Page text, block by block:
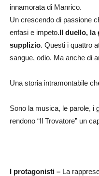
innamorata di Manrico.
Un crescendo di passione
enfasi e impeto.Il duello, la
supplizio. Questi i quattro
sangue, odio. Ma anche di
Una storia intramontabile
Sono la musica, le parole, i
rendono “Il Trovatore” un
I protagonisti – La